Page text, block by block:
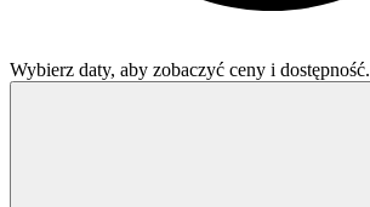
Wybierz daty, aby zobaczyć ceny i dostępność.